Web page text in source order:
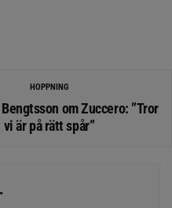
HOPPNING
om Zuccero: ”Tror
vi är på rätt spår”